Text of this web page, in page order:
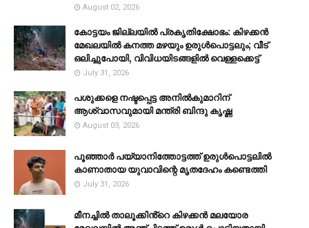
August 02, 2026
കോട്ടയം ജില്ലയില്‍ പ്രകൃതിക്ഷോഭം: കിഴക്കന്‍
മേഖലയില്‍ കനത്ത മഴയും ഉരുള്‍പൊട്ടലും; വീട്
ഒലിച്ചുപോയി, വിവിധയിടങ്ങളില്‍ വെള്ളക്കെട്ട്
July 31, 2026
പശുക്കളെ നഷ്ടപ്പെട്ട അനിൽകുമാറിന്
ആശ്വാസവുമായി മന്ത്രി ബിന്ദു കൃഷ്ണ
August 03, 2026
പൂഞ്ഞാര്‍ പയ്യാനിത്തോട്ടത്ത് ഉരുള്‍പൊട്ടലില്‍
കാണാതായ യുവാവിന്റെ മൃതദേഹം കണ്ടെത്തി
July 31, 2026
മീനച്ചിൽ താലൂക്കിൻ്റെ കിഴക്കൻ മലയോര